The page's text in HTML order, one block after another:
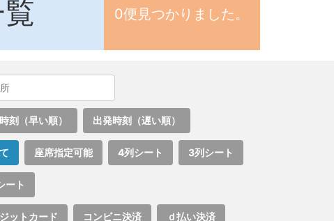
0便見つかりました。
刻（早い順） 出発時刻（遅い順）
座席指定可能 4列シート 3列シート
ート
ットカード コンビニ決済 ｄ払い決済